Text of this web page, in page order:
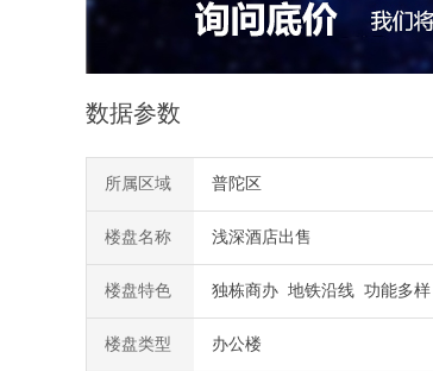
数据参数
所属区域 普陀区
楼盘名称 浅深酒店出售
楼盘特色 独栋商办 地铁沿线 功能多样
楼盘类型 办公楼